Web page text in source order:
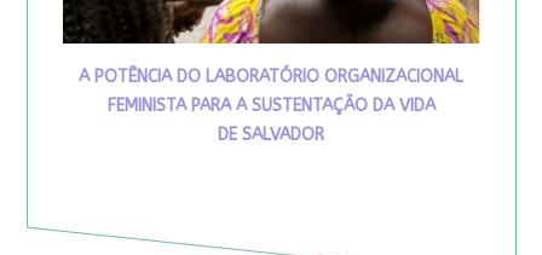
A POTÊNCIA DO LABORATÓRIO ORGANIZACIONAL
FEMINISTA PARA A SUSTENTAÇÃO DA VIDA
DE SALVADOR